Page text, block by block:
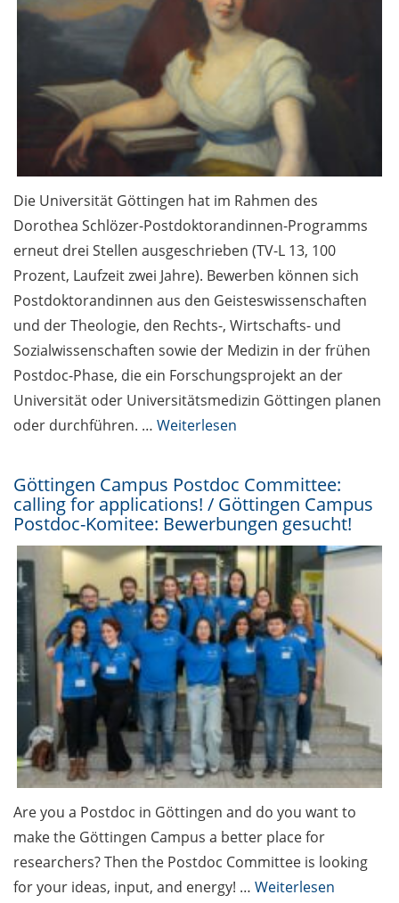
Studentische
StuFo26: Student
contributions
wanted
Termine Studium /
Events for Students
Die Universität Göttingen hat im Rahmen des
Dorothea Schlözer-Postdoktorandinnen-Programms
erneut drei Stellen ausgeschrieben (TV-L 13, 100
Prozent, Laufzeit zwei Jahre). Bewerben können sich
Postdoktorandinnen aus den Geisteswissenschaften
und der Theologie, den Rechts-, Wirtschafts- und
Sozialwissenschaften sowie der Medizin in der frühen
Postdoc-Phase, die ein Forschungsprojekt an der
Universität oder Universitätsmedizin Göttingen planen
oder durchführen. … Weiterlesen
Göttingen Campus Postdoc Committee:
calling for applications! / Göttingen Campus
Postdoc-Komitee: Bewerbungen gesucht!
Are you a Postdoc in Göttingen and do you want to
make the Göttingen Campus a better place for
researchers? Then the Postdoc Committee is looking
for your ideas, input, and energy! … Weiterlesen